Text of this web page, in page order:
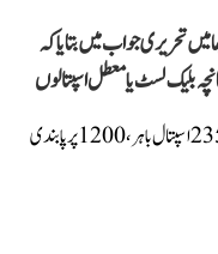
اگست کو لوک سبھا میں تحریری جواب میں بتایا کہ
بلیک لسٹ یا معطل اسپتالوں